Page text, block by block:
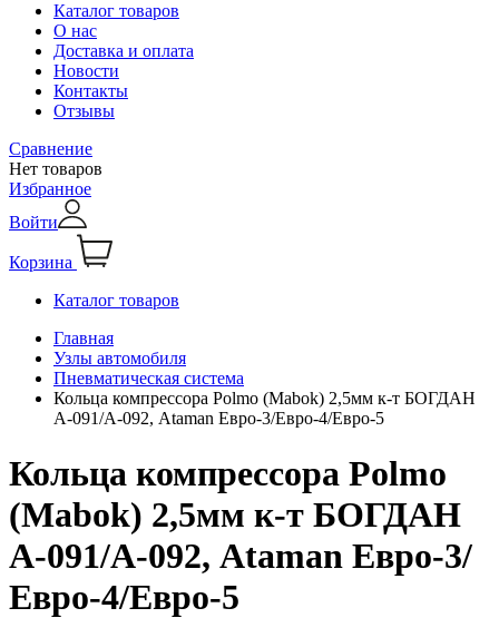
Каталог товаров
О нас
Доставка и оплата
Новости
Контакты
Отзывы
Сравнение
Нет товаров
Избранное
Войти
Корзина
Каталог товаров
Главная
Узлы автомобиля
Пневматическая система
Кольца компрессора Polmo (Mabok) 2,5мм к-т БОГДАН
А-091/А-092, Ataman Евро-3/Евро-4/Евро-5
Кольца компрессора Polmo
(Mabok) 2,5мм к-т БОГДАН
А-091/А-092, Ataman Евро-3/
Евро-4/Евро-5